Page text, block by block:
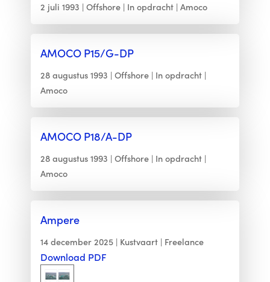
2 juli 1993 Offshore In opdracht Amoco
AMOCO P15/G-DP
28 augustus 1993 Offshore
In opdracht
Amoco
AMOCO P18/A-DP
28 augustus 1993 Offshore
In opdracht
Amoco
Ampere
14 december 2025 Kustvaart Freelance
Download PDF